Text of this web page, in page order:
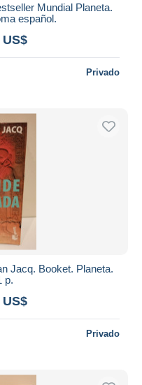
Mundial Planeta.
español.
Privado
Jacq. Booket. Planeta.
p.
Privado